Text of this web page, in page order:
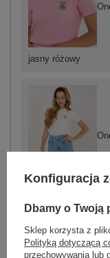
jasny różowy
Konfiguracja
Dbamy o Twoją
Sklep korzysta z
Polityką dotyczącą
przechowywania lub